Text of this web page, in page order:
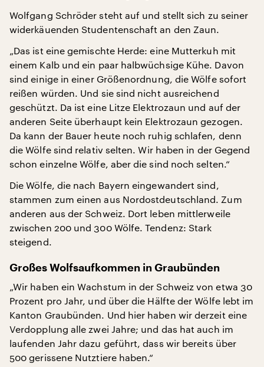
Wolfgang Schröder steht auf und stellt sich zu seiner
widerkäuenden Studentenschaft an den Zaun.
„Das ist eine gemischte Herde: eine Mutterkuh mit
einem Kalb und ein paar halbwüchsige Kühe. Davon
sind einige in einer Größenordnung, die Wölfe sofort
reißen würden. Und sie sind nicht ausreichend
geschützt. Da ist eine Litze Elektrozaun und auf der
anderen Seite überhaupt kein Elektrozaun gezogen.
Da kann der Bauer heute noch ruhig schlafen, denn
die Wölfe sind relativ selten. Wir haben in der Gegend
schon einzelne Wölfe, aber die sind noch selten.“
Die Wölfe, die nach Bayern eingewandert sind,
stammen zum einen aus Nordostdeutschland. Zum
anderen aus der Schweiz. Dort leben mittlerweile
zwischen 200 und 300 Wölfe. Tendenz: Stark
steigend.
Großes Wolfsaufkommen in Graubünden
„Wir haben ein Wachstum in der Schweiz von etwa 30
Prozent pro Jahr, und über die Hälfte der Wölfe lebt im
Kanton Graubünden. Und hier haben wir derzeit eine
Verdopplung alle zwei Jahre; und das hat auch im
laufenden Jahr dazu geführt, dass wir bereits über
500 gerissene Nutztiere haben.“